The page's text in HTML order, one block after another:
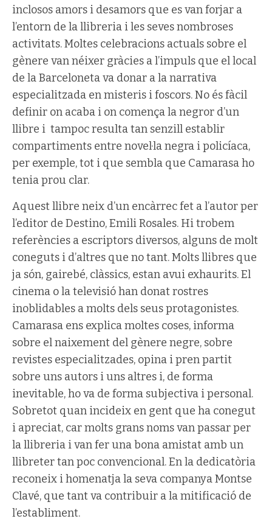
inclosos amors i desamors que es van forjar a
l’entorn de la llibreria i les seves nombroses
activitats. Moltes celebracions actuals sobre el
gènere van néixer gràcies a l’impuls que el local
de la Barceloneta va donar a la narrativa
especialitzada en misteris i foscors. No és fàcil
definir on acaba i on comença la negror d’un
llibre i tampoc resulta tan senzill establir
compartiments entre novel·la negra i policíaca,
per exemple, tot i que sembla que Camarasa ho
tenia prou clar.
Aquest llibre neix d’un encàrrec fet a l’autor per
l’editor de Destino, Emili Rosales. Hi trobem
referències a escriptors diversos, alguns de molt
coneguts i d’altres que no tant. Molts llibres que
ja són, gairebé, clàssics, estan avui exhaurits. El
cinema o la televisió han donat rostres
inoblidables a molts dels seus protagonistes.
Camarasa ens explica moltes coses, informa
sobre el naixement del gènere negre, sobre
revistes especialitzades, opina i pren partit
sobre uns autors i uns altres i, de forma
inevitable, ho va de forma subjectiva i personal.
Sobretot quan incideix en gent que ha conegut
i apreciat, car molts grans noms van passar per
la llibreria i van fer una bona amistat amb un
llibreter tan poc convencional. En la dedicatòria
reconeix i homenatja la seva companya Montse
Clavé, que tant va contribuir a la mitificació de
l’establiment.